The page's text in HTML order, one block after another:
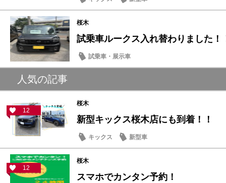
桜木
試乗車ルークス入れ替わりました！
試乗車・展示車
人気の記事
12
桜木
新型キックス桜木店にも到着！！
キックス 新型車
12
桜木
スマホでカンタン予約！